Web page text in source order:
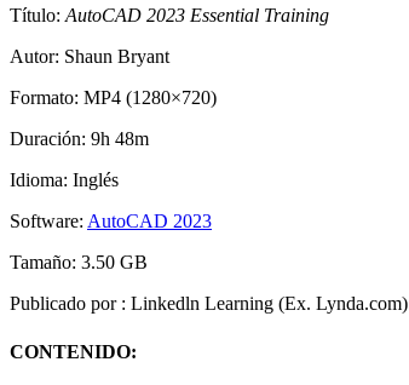
Título: AutoCAD 2023 Essential Training
Autor: Shaun Bryant
Formato: MP4 (1280×720)
Duración: 9h 48m
Idioma: Inglés
Software: AutoCAD 2023
Tamaño: 3.50 GB
Publicado por : Linkedln Learning (Ex. Lynda.com)
CONTENIDO: